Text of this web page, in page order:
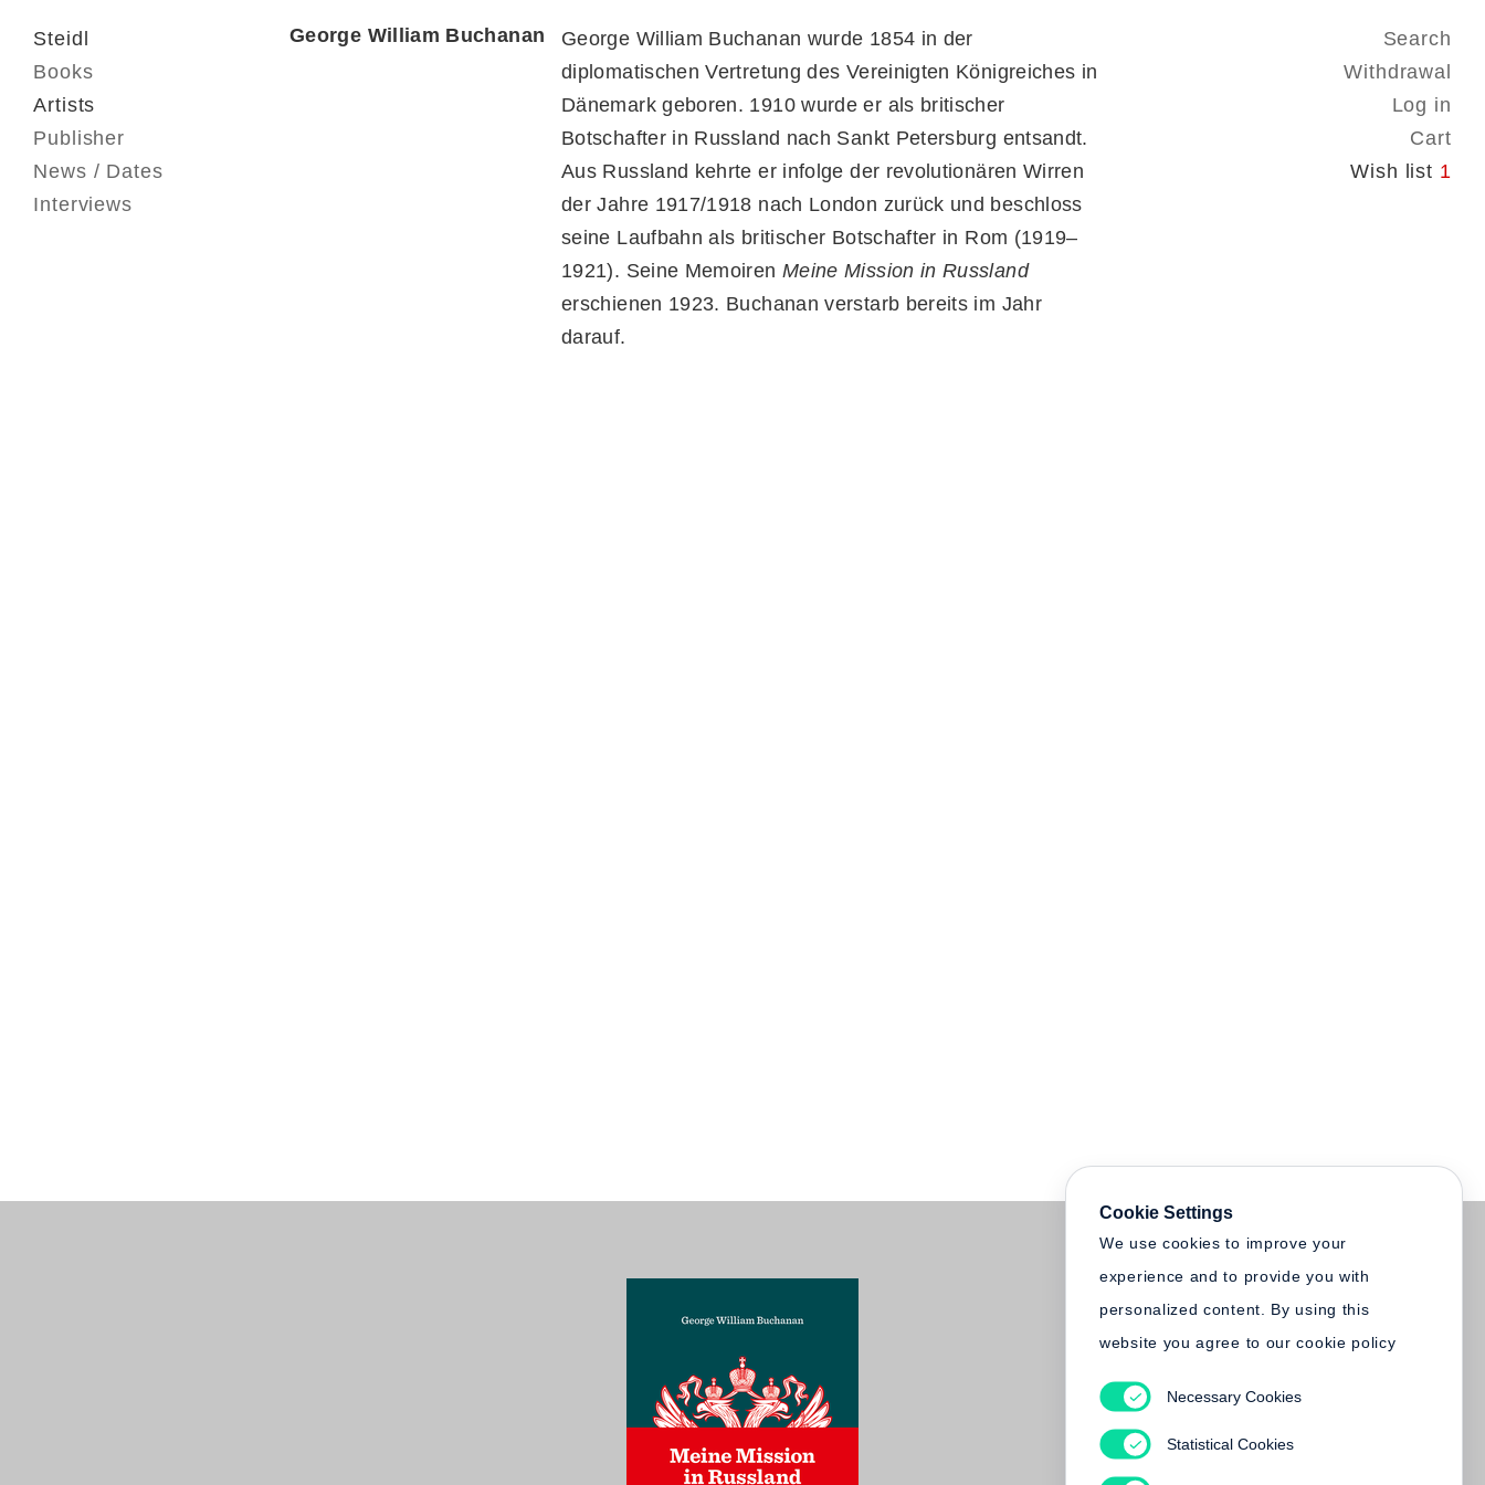
Steidl
Books
Artists
Publisher
News / Dates
Interviews
Search
Withdrawal
Log in
Cart
Wish list 1
George William Buchanan
George William Buchanan wurde 1854 in der
diplomatischen Vertretung des Vereinigten Königreiches in
Dänemark geboren. 1910 wurde er als britischer
Botschafter in Russland nach Sankt Petersburg entsandt.
Aus Russland kehrte er infolge der revolutionären Wirren
der Jahre 1917/1918 nach London zurück und beschloss
seine Laufbahn als britischer Botschafter in Rom (1919–
1921). Seine Memoiren Meine Mission in Russland
erschienen 1923. Buchanan verstarb bereits im Jahr
darauf.
Cookie Settings
We use cookies to improve your
experience and to provide you with
personalized content. By using this
website you agree to our cookie policy
Necessary Cookies
Statistical Cookies